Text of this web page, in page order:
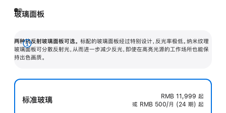
玻璃面板
两种抗反射玻璃面板可选。 标配的玻璃面板经过特别设计，反光率极低。纳米纹理
玻璃面板可分散反射光，从而进一步减少反光，即使在高亮光源的工作场所也能保
持出色画质。
展
开
标准玻璃 RMB 11,999 起
或 RMB 500/月 (24 期) 起